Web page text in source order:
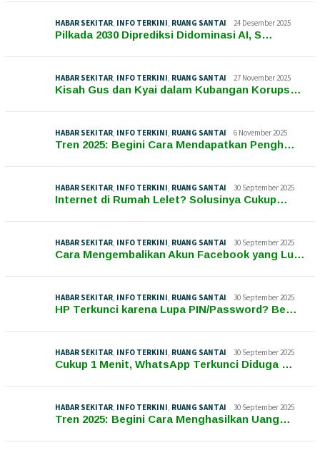
HABAR SEKITAR INFO TERKINI RUANG SANTAI 24 Desember 2025
Pilkada 2030 Diprediksi Didominasi AI, S…
HABAR SEKITAR INFO TERKINI RUANG SANTAI 27 November 2025
Kisah Gus dan Kyai dalam Kubangan Korups…
HABAR SEKITAR INFO TERKINI RUANG SANTAI 6 November 2025
Tren 2025: Begini Cara Mendapatkan Pengh…
HABAR SEKITAR INFO TERKINI RUANG SANTAI 30 September 2025
Internet di Rumah Lelet? Solusinya Cukup…
HABAR SEKITAR INFO TERKINI RUANG SANTAI 30 September 2025
Cara Mengembalikan Akun Facebook yang Lu…
HABAR SEKITAR INFO TERKINI RUANG SANTAI 30 September 2025
HP Terkunci karena Lupa PIN/Password? Be…
HABAR SEKITAR INFO TERKINI RUANG SANTAI 30 September 2025
Cukup 1 Menit, WhatsApp Terkunci Diduga …
HABAR SEKITAR INFO TERKINI RUANG SANTAI 30 September 2025
Tren 2025: Begini Cara Menghasilkan Uang…